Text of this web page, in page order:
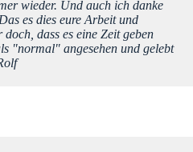
wieder. Und auch ich danke
es dies eure Arbeit und
dass es eine Zeit geben
"normal" angesehen und gelebt